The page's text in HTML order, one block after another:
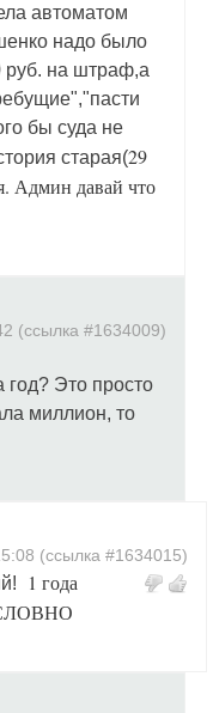
автоматом
надо было
руб. на штраф,а
бы суда не
старая(29
Админ давай что
(ссылка #1634009)
год? Это просто
миллион, то
(ссылка #1634015)
1 года